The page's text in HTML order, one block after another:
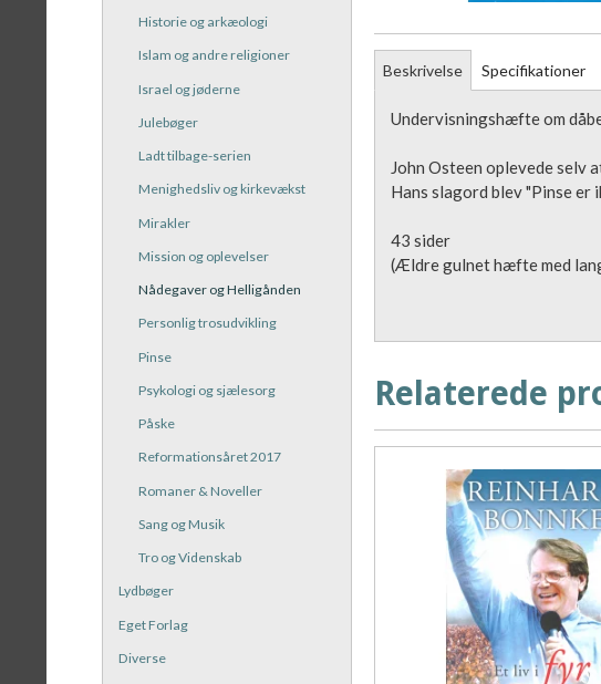
Historie og arkæologi
Islam og andre religioner
Israel og jøderne
Julebøger
Ladt tilbage-serien
Menighedsliv og kirkevækst
Mirakler
Mission og oplevelser
Nådegaver og Helligånden
Personlig trosudvikling
Pinse
Psykologi og sjælesorg
Påske
Reformationsåret 2017
Romaner & Noveller
Sang og Musik
Tro og Videnskab
Lydbøger
Eget Forlag
Diverse
Beskrivelse Specifikationer
Undervisningshæfte om
John Osteen oplevede selv
Hans slagord blev "Pinse er
43 sider
(Ældre gulnet hæfte med
Relaterede